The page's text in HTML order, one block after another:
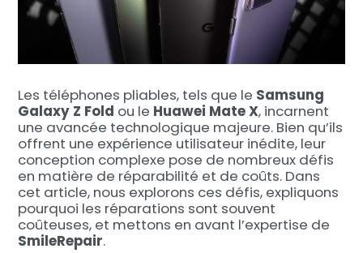
Les téléphones pliables, tels que le Samsung
Galaxy Z Fold ou le Huawei Mate X, incarnent
une avancée technologique majeure. Bien qu’ils
offrent une expérience utilisateur inédite, leur
conception complexe pose de nombreux défis
en matière de réparabilité et de coûts. Dans
cet article, nous explorons ces défis, expliquons
pourquoi les réparations sont souvent
coûteuses, et mettons en avant l’expertise de
SmileRepair.